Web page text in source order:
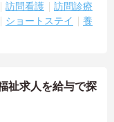
訪問看護
訪問診療
ショートステイ
養
祉求人を給与で探